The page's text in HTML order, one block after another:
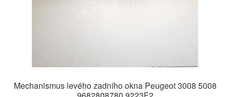
Mechanismus levého zadního okna Peugeot 3008 5008